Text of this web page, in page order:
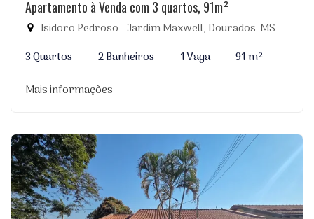
Apartamento à Venda com 3 quartos, 91m²
Isidoro Pedroso - Jardim Maxwell, Dourados-MS
3 Quartos
2 Banheiros 1 Vaga
91 m²
Mais informações